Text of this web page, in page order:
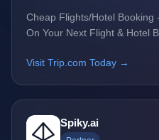
Cheap Flights/Hotel Booking
On Your Next Flight & Hotel
Visit Trip.com Today →
Spiky.ai